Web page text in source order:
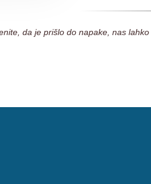
da je prišlo do napake, nas lahko